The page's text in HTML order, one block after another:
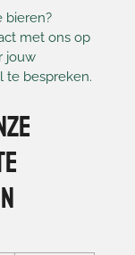
bieren?
met ons op
jouw
te bespreken.